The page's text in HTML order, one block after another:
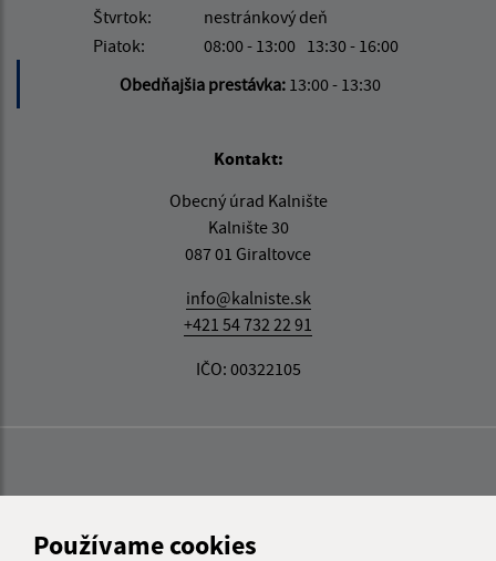
Používame cookies
Štvrtok:
nestránkový deň
Piatok:
08:00 - 13:00 13:30 - 16:00
Obedňajšia prestávka: 13:00 - 13:30
Kontakt:
Obecný úrad Kalnište
Kalnište 30
087 01 Giraltovce
info@kalniste.sk
+421 54 732 22 91
IČO: 00322105